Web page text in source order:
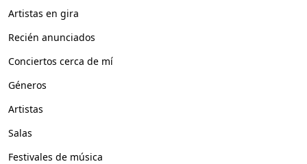
Artistas en gira
Recién anunciados
Conciertos cerca de mí
Géneros
Artistas
Salas
Festivales de música